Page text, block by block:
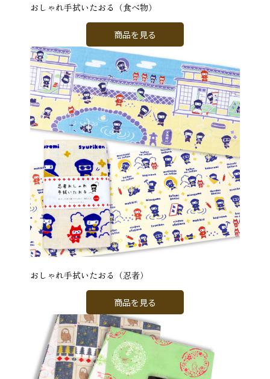
おしゃれ手拭いたおる（食べ物）
商品を見る
おしゃれ手拭いたおる（忍者）
商品を見る